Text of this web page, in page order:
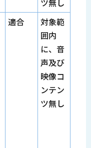
ツ無し
適合
対象範
囲内
に、音
声及び
映像コ
ンテン
ツ無し